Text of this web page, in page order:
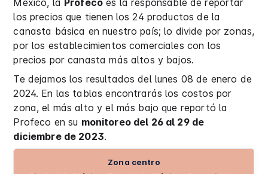
México, la Profeco es la responsable de reportar
los precios que tienen los 24 productos de la
canasta básica en nuestro país; lo divide por zonas,
por los establecimientos comerciales con los
precios por canasta más altos y bajos.
Te dejamos los resultados del lunes 08 de enero de
2024. En las tablas encontrarás los costos por
zona, el más alto y el más bajo que reportó la
Profeco en su monitoreo del 26 al 29 de
diciembre de 2023.
Zona centro